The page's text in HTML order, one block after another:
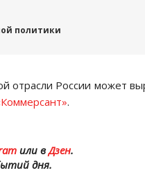
политики
отрасли России может
.
или вДзен.
дня.